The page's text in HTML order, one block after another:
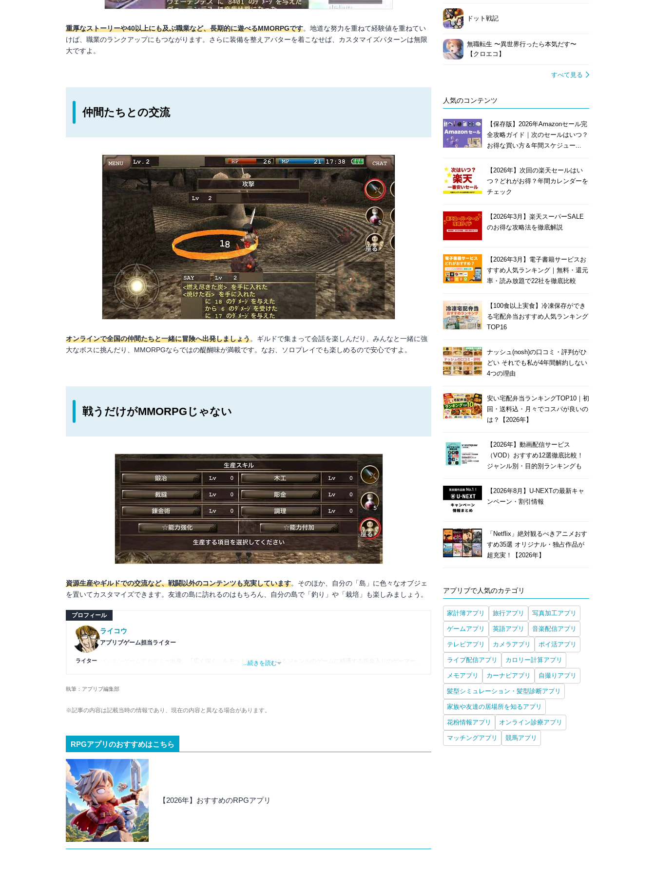
重厚なストーリーや40以上にも及ぶ職業など、長期的に遊べるMMORPGです。地道な努力を重ねて経験値を重ねてい
けば、職業のランクアップにもつながります。さらに装備を整えアバターを着こなせば、カスタマイズパターンは無限
大ですよ。
仲間たちとの交流
オンラインで全国の仲間たちと一緒に冒険へ出発しましょう。ギルドで集まって会話を楽しんだり、みんなと一緒に強
大なボスに挑んだり、MMORPGならではの醍醐味が満載です。なお、ソロプレイでも楽しめるので安心ですよ。
戦うだけがMMORPGじゃない
資源生産やギルドでの交流など、戦闘以外のコンテンツも充実しています。そのほか、自分の「島」に色々なオブジェ
を置いてカスタマイズできます。友達の島に訪れるのはもちろん、自分の島で「釣り」や「栽培」も楽しみましょう。
プロフィール
ライター
ライコウ
アプリブゲーム担当ライター
出身。「広く深く」をモットーに、あらゆるジャンルのゲームに精通する筋金入りのゲーマー。
や専門知識の深さは業界内でも高く評価されている。現在は、アプリブでゲーム関連のコンテンツを豊富に執筆中。
...続きを読む
執筆：アプリブ編集部
※記事の内容は記載当時の情報であり、現在の内容と異なる場合があります。
RPGアプリのおすすめはこちら
【2026年】おすすめのRPGアプリ
ドット戦記
無職転生 〜異世界行ったら本気だす〜
【クロエコ】
すべて見る
人気のコンテンツ
【保存版】2026年Amazonセール完
全攻略ガイド｜次のセールはいつ？
お得な買い方＆年間スケジュー...
【2026年】次回の楽天セールはい
つ？どれがお得？年間カレンダーを
チェック
【2026年3月】楽天スーパーSALE
のお得な攻略法を徹底解説
【2026年3月】電子書籍サービスお
すすめ人気ランキング｜無料・還元
率・読み放題で22社を徹底比較
【100食以上実食】冷凍保存ができ
る宅配弁当おすすめ人気ランキング
TOP16
ナッシュ(nosh)の口コミ・評判がひ
どい それでも私が4年間解約しない
4つの理由
安い宅配弁当ランキングTOP10｜初
回・送料込・月々でコスパが良いの
は？【2026年】
【2026年】動画配信サービス
（VOD）おすすめ12選徹底比較！
ジャンル別・目的別ランキングも
【2026年8月】U-NEXTの最新キャ
ンペーン・割引情報
「Netflix」絶対観るべきアニメおす
すめ35選 オリジナル・独占作品が
超充実！【2026年】
アプリブで人気のカテゴリ
家計簿アプリ 旅行アプリ 写真加工アプリ
ゲームアプリ 英語アプリ 音楽配信アプリ
テレビアプリ カメラアプリ ポイ活アプリ
ライブ配信アプリ カロリー計算アプリ
メモアプリ カーナビアプリ 自撮りアプリ
髪型シミュレーション・髪型診断アプリ
家族や友達の居場所を知るアプリ
花粉情報アプリ オンライン診療アプリ
マッチングアプリ 競馬アプリ